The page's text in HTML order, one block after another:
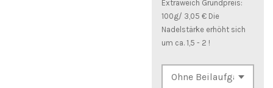
Extraweich Grundpreis:
100g/ 3,05 € Die
Nadelstärke erhöht sich
um ca. 1,5 - 2 !